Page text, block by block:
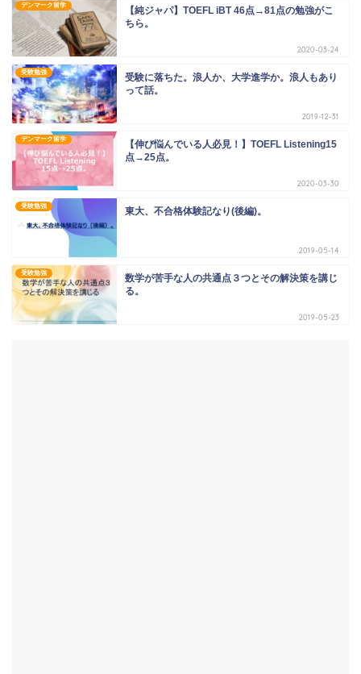
デンマーク留学
【純ジャパ】TOEFL iBT 46点→81点の勉強がこ
ちら。
2020-03-24
受験勉強
受験に落ちた。浪人か、大学進学か。浪人もあり
って話。
2019-12-31
デンマーク留学
【伸び悩んでいる人必見！】TOEFL Listening15
点→25点。
2020-03-30
受験勉強 東大、不合格体験記なり(後編)。
2019-05-14
受験勉強
数学が苦手な人の共通点３つとその解決策を講じ
る。
2019-05-23